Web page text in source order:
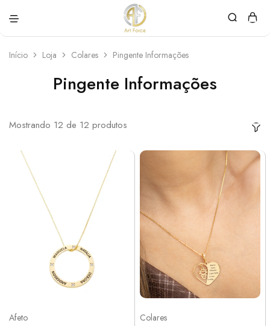
Force
personalizadas
Início Loja Colares Pingente Informações
Pingente Informações
Mostrando 12 de 12 produtos
Afeto Colares